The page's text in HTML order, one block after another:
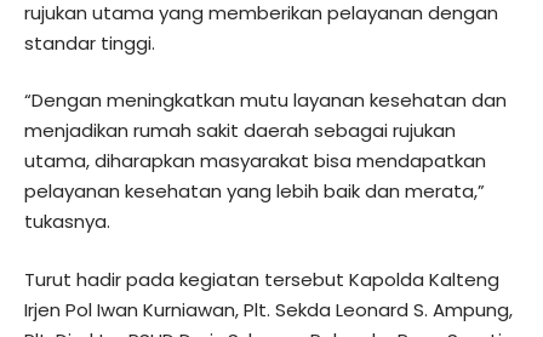
rujukan utama yang memberikan pelayanan dengan
standar tinggi.
“Dengan meningkatkan mutu layanan kesehatan dan
menjadikan rumah sakit daerah sebagai rujukan
utama, diharapkan masyarakat bisa mendapatkan
pelayanan kesehatan yang lebih baik dan merata,”
tukasnya.
Turut hadir pada kegiatan tersebut Kapolda Kalteng
Irjen Pol Iwan Kurniawan, Plt. Sekda Leonard S. Ampung,